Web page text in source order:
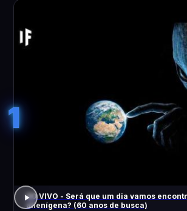
1
AO VIVO - Será que um dia vamos
alienígena? (60 anos de busca)